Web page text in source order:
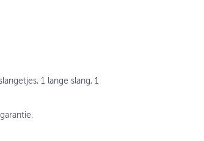
1 lange slang, 1